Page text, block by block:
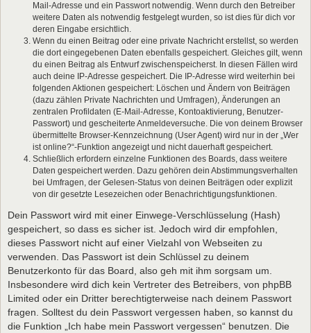
Mail-Adresse und ein Passwort notwendig. Wenn durch den Betreiber
weitere Daten als notwendig festgelegt wurden, so ist dies für dich vor
deren Eingabe ersichtlich.
Wenn du einen Beitrag oder eine private Nachricht erstellst, so werden
die dort eingegebenen Daten ebenfalls gespeichert. Gleiches gilt, wenn
du einen Beitrag als Entwurf zwischenspeicherst. In diesen Fällen wird
auch deine IP-Adresse gespeichert. Die IP-Adresse wird weiterhin bei
folgenden Aktionen gespeichert: Löschen und Ändern von Beiträgen
(dazu zählen Private Nachrichten und Umfragen), Änderungen an
zentralen Profildaten (E-Mail-Adresse, Kontoaktivierung, Benutzer-
Passwort) und gescheiterte Anmeldeversuche. Die von deinem Browser
übermittelte Browser-Kennzeichnung (User Agent) wird nur in der „Wer
ist online?“-Funktion angezeigt und nicht dauerhaft gespeichert.
Schließlich erfordern einzelne Funktionen des Boards, dass weitere
Daten gespeichert werden. Dazu gehören dein Abstimmungsverhalten
bei Umfragen, der Gelesen-Status von deinen Beiträgen oder explizit
von dir gesetzte Lesezeichen oder Benachrichtigungsfunktionen.
Dein Passwort wird mit einer Einwege-Verschlüsselung (Hash)
gespeichert, so dass es sicher ist. Jedoch wird dir empfohlen,
dieses Passwort nicht auf einer Vielzahl von Webseiten zu
verwenden. Das Passwort ist dein Schlüssel zu deinem
Benutzerkonto für das Board, also geh mit ihm sorgsam um.
Insbesondere wird dich kein Vertreter des Betreibers, von phpBB
Limited oder ein Dritter berechtigterweise nach deinem Passwort
fragen. Solltest du dein Passwort vergessen haben, so kannst du
die Funktion „Ich habe mein Passwort vergessen“ benutzen. Die